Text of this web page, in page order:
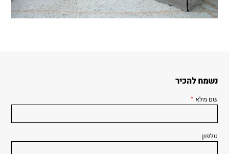
נשמח להכיר
שם מלא *
טלפון